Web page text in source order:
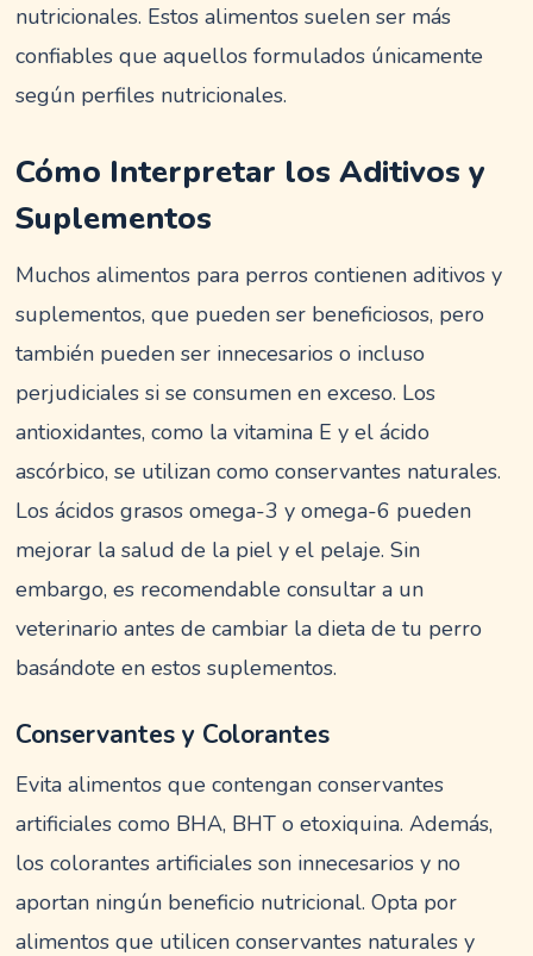
nutricionales. Estos alimentos suelen ser más
confiables que aquellos formulados únicamente
según perfiles nutricionales.
Cómo Interpretar los Aditivos y
Suplementos
Muchos alimentos para perros contienen aditivos y
suplementos, que pueden ser beneficiosos, pero
también pueden ser innecesarios o incluso
perjudiciales si se consumen en exceso. Los
antioxidantes, como la vitamina E y el ácido
ascórbico, se utilizan como conservantes naturales.
Los ácidos grasos omega-3 y omega-6 pueden
mejorar la salud de la piel y el pelaje. Sin
embargo, es recomendable consultar a un
veterinario antes de cambiar la dieta de tu perro
basándote en estos suplementos.
Conservantes y Colorantes
Evita alimentos que contengan conservantes
artificiales como BHA, BHT o etoxiquina. Además,
los colorantes artificiales son innecesarios y no
aportan ningún beneficio nutricional. Opta por
alimentos que utilicen conservantes naturales y